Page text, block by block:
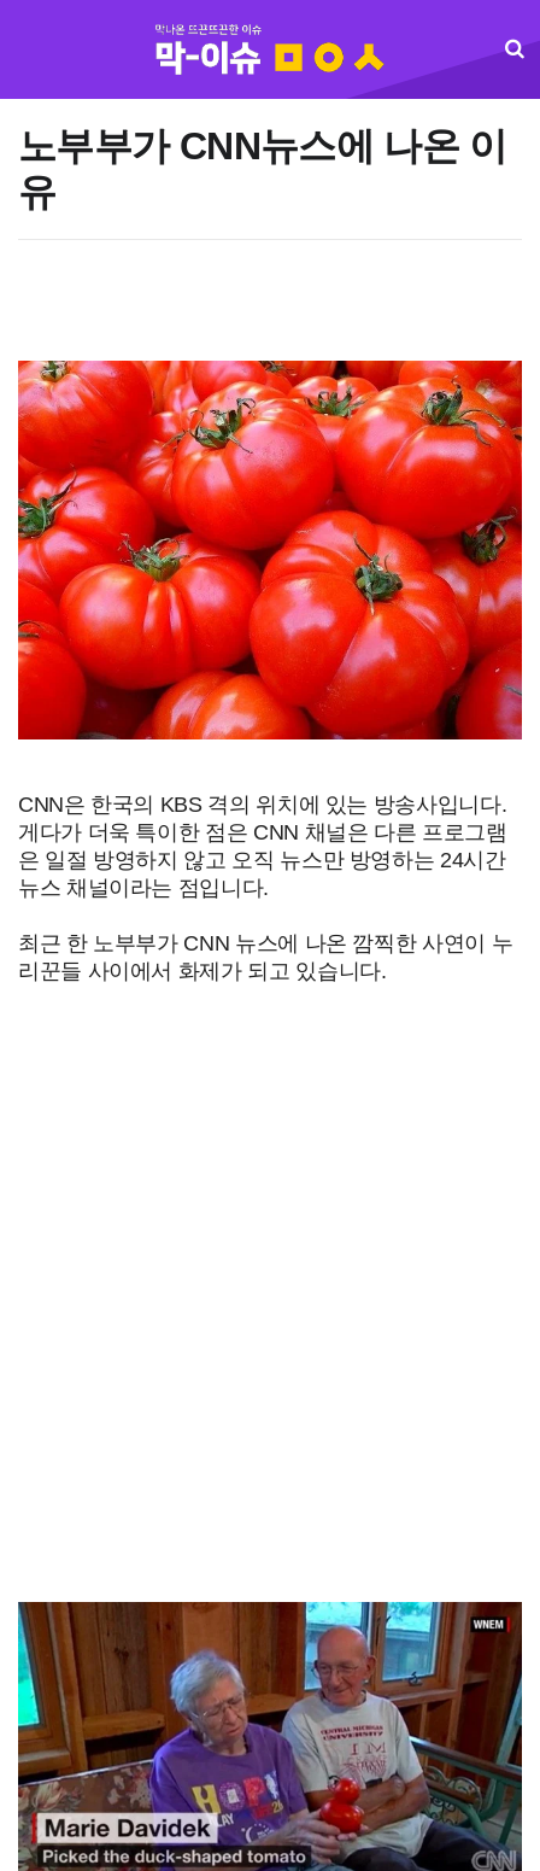
노부부가 CNN뉴스에 나온 이
유
CNN은 한국의 KBS 격의 위치에 있는 방송사입니다.
게다가 더욱 특이한 점은 CNN 채널은 다른 프로그램
은 일절 방영하지 않고 오직 뉴스만 방영하는 24시간
뉴스 채널이라는 점입니다.
최근 한 노부부가 CNN 뉴스에 나온 깜찍한 사연이 누
리꾼들 사이에서 화제가 되고 있습니다.